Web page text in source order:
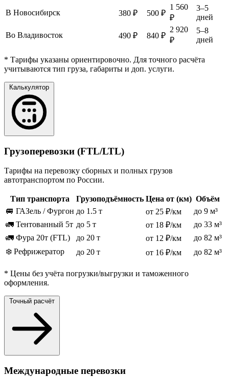
В Новосибирск 380 ₽ 500 ₽
1 560
₽
3–5
дней
Во Владивосток 490 ₽ 840 ₽
2 920
₽
5–8
дней
* Тарифы указаны ориентировочно. Для точного расчёта
учитываются тип груза, габариты и доп. услуги.
Калькулятор
Грузоперевозки (FTL/LTL)
Тарифы на перевозку сборных и полных грузов
автотранспортом по России.
Тип транспорта Грузоподъёмность Цена от (км) Объём
🚐 ГАЗель / Фургон до 1.5 т от 25 ₽/км
до 9 м³
🚛 Тентованный 5т до 5 т от 18 ₽/км
до 33 м³
🚛 Фура 20т (FTL)
до 20 т от 12 ₽/км
до 82 м³
❄️ Рефрижератор
до 20 т от 16 ₽/км до 82 м³
* Цены без учёта погрузки/выгрузки и таможенного
оформления.
Точный расчёт
Международные перевозки